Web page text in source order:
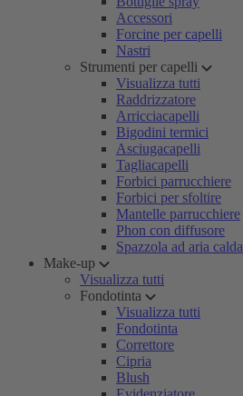
Accessori
Forcine per capelli
Nastri
Strumenti per capelli
Visualizza tutti
Raddrizzatore
Arricciacapelli
Bigodini termici
Asciugacapelli
Tagliacapelli
Forbici parrucchiere
Forbici per sfoltire
Mantelle parrucchiere
Phon con diffusore
Spazzola ad aria calda
Make-up
Visualizza tutti
Fondotinta
Visualizza tutti
Fondotinta
Correttore
Cipria
Blush